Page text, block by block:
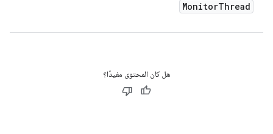
MonitorThread
هل كان المحتوى مفيدًا؟